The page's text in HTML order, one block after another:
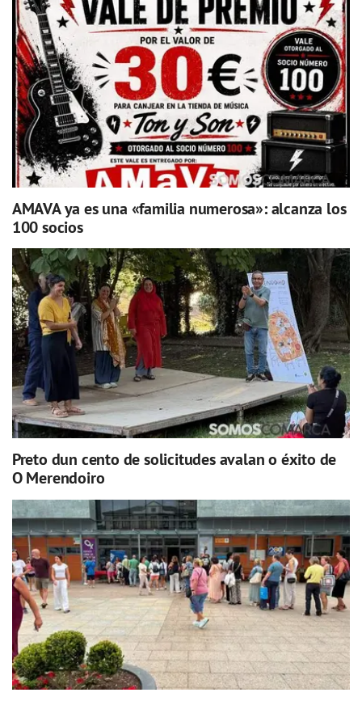
AMAVA ya es una «familia numerosa»: alcanza los
100 socios
Preto dun cento de solicitudes avalan o éxito de
O Merendoiro